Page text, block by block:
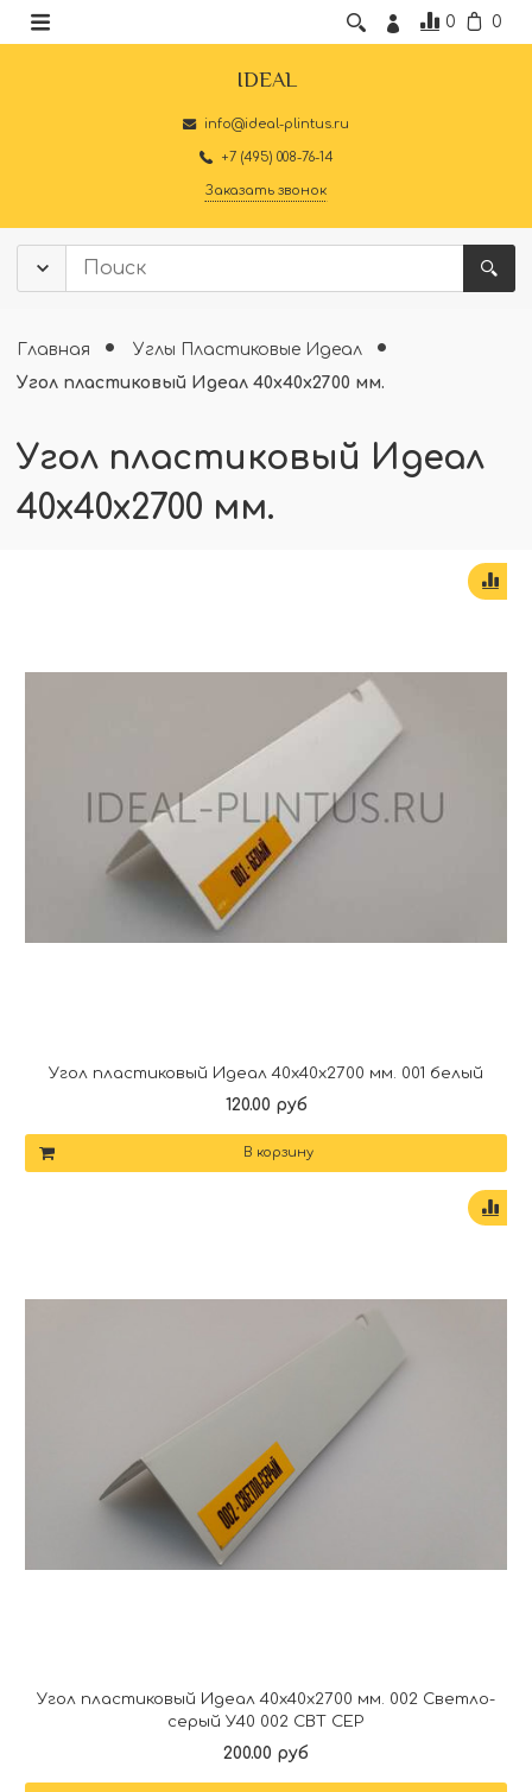
0 0
IDEAL
info@ideal-plintus.ru
+7 (495) 008-76-14
Заказать звонок
Главная
Углы Пластиковые Идеал
Угол пластиковый Идеал 40х40х2700 мм.
Угол пластиковый Идеал
40х40х2700 мм.
Угол пластиковый Идеал 40х40х2700 мм. 001 белый
120.00 руб
В корзину
Угол пластиковый Идеал 40х40х2700 мм. 002 Светло-
серый У40 002 СВТ СЕР
200.00 руб